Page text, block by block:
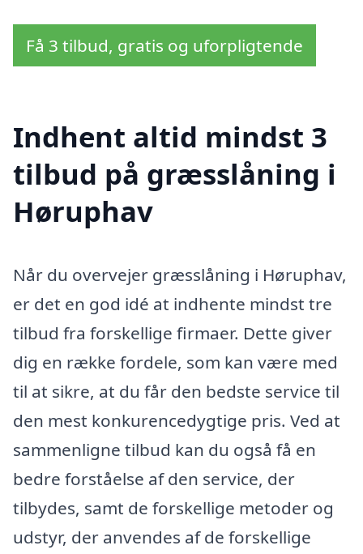
Få 3 tilbud, gratis og uforpligtende
Indhent altid mindst 3
tilbud på græsslåning i
Høruphav
Når du overvejer græsslåning i Høruphav,
er det en god idé at indhente mindst tre
tilbud fra forskellige firmaer. Dette giver
dig en række fordele, som kan være med
til at sikre, at du får den bedste service til
den mest konkurencedygtige pris. Ved at
sammenligne tilbud kan du også få en
bedre forståelse af den service, der
tilbydes, samt de forskellige metoder og
udstyr, der anvendes af de forskellige